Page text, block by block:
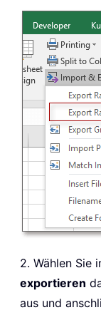
2. Wählen Sie
exportieren
aus und